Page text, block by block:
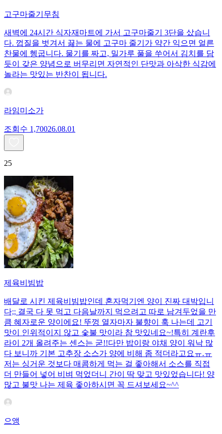
고구마줄기무침
새벽에 24시간 식자재마트에 가서 고구마줄기 3단을 샀습니
다. 껍질을 벗겨서 끓는 물에 고구마 줄기가 약간 익으면 얼른
찬물에 헹굽니다. 물기를 짜고, 밀가루 풀을 쑤어서 김치를 담
듯이 갖은 양념으로 버무리면 자연적인 단맛과 아삭한 식감에
놀라는 맛있는 반찬이 됩니다.
라임미소가
조회수 1,70026.08.01
25
제육비빔밥
배달로 시킨 제육비빔밥인데 혼자먹기엔 양이 진짜 대박입니
다;; 결국 다 못 먹고 다음날까지 먹으려고 따로 남겨두었을 만
큼 혜자로운 양이에요! 뚜껑 열자마자 불향이 훅 나는데 고기
맛이 인위적이지 않고 숯불 맛이라 참 맛있네요~!특히 계란후
라이 2개 올려주는 센스는 굳!! ​다만 밥이랑 야채 양이 워낙 많
다 보니까 기본 고추장 소스가 양에 비해 좀 적더라고요ㅠ.ㅠ
저는 싱거운 것보다 매콤하게 먹는 걸 좋아해서 소스를 직접
더 만들어 넣어 비벼 먹었더니 간이 딱 맞고 맛있었습니다! 양
많고 불맛 나는 제육 좋아하시면 꼭 드셔보세요~^^
으앵